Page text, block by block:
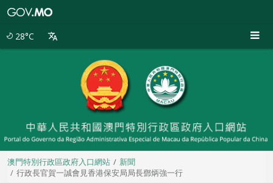
28°C
澳門特別行政區政府入口網站
新聞
行政長官賀一誠會見香港保安局局長鄧炳強一行